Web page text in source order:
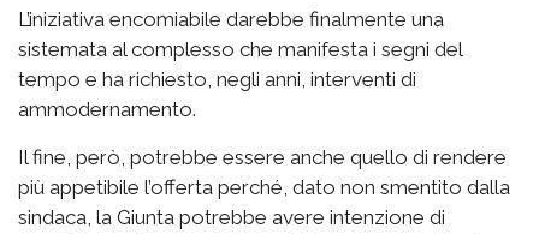
L’iniziativa encomiabile darebbe finalmente una
sistemata al complesso che manifesta i segni del
tempo e ha richiesto, negli anni, interventi di
ammodernamento.
Il fine, però, potrebbe essere anche quello di rendere
più appetibile l’offerta perché, dato non smentito dalla
sindaca, la Giunta potrebbe avere intenzione di